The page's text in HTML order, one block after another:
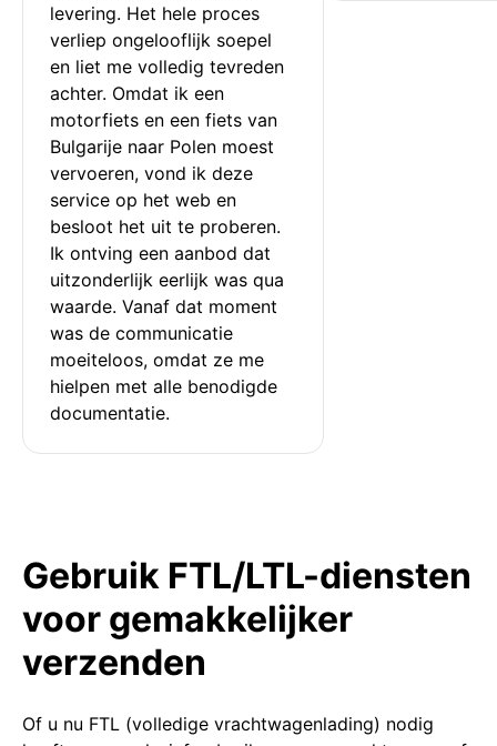
levering. Het hele proces
verliep ongelooflijk soepel
en liet me volledig tevreden
achter. Omdat ik een
motorfiets en een fiets van
Bulgarije naar Polen moest
vervoeren, vond ik deze
service op het web en
besloot het uit te proberen.
Ik ontving een aanbod dat
uitzonderlijk eerlijk was qua
waarde. Vanaf dat moment
was de communicatie
moeiteloos, omdat ze me
hielpen met alle benodigde
documentatie.
Gebruik FTL/LTL-diensten
voor gemakkelijker
verzenden
Of u nu FTL (volledige vrachtwagenlading) nodig